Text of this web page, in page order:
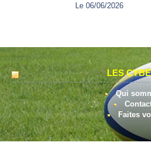
Le 06/06/2026
LES
Qui
Faites